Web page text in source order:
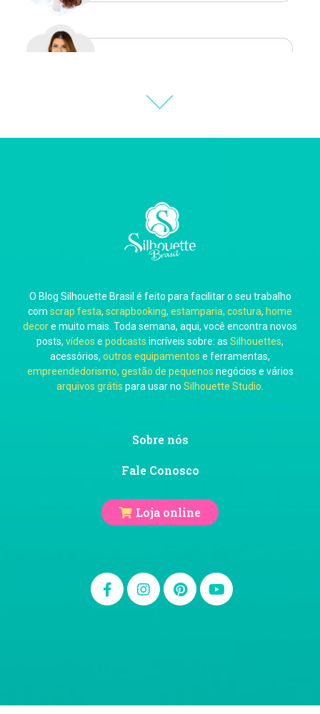
Carla Eschberger
Carol Pessoa
Ju Mirthes
O Blog Silhouette Brasil é feito para facilitar o seu trabalho
com scrap festa, scrapbooking, estamparia, costura, home
decore muito mais. Toda semana, aqui, você encontra novos
posts, vídeos e podcasts incríveis sobre: as Silhouettes,
acessórios, outros equipamentos e ferramentas,
empreendedorismo, gestão de pequenos negócios e vários
arquivos grátis para usar no Silhouette Studio
Sobre nós
Fale Conosco
Loja online